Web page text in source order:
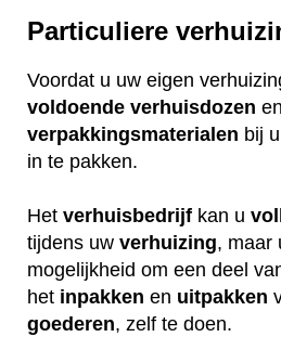
Particuliere
Voordat u uw eigen
voldoende verhuisdozen
verpakkingsmaterialen bij
in te pakken.
Het verhuisbedrijf kan u
tijdens uw verhuizing, maar
mogelijkheid om een deel
het inpakken en uitpakken
goederen, zelf te doen.